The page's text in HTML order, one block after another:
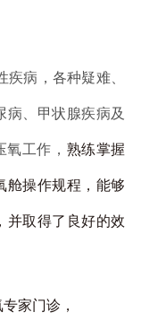
病，各种疑难、
病、甲状腺疾病及
氧工作， 熟练掌握
舱操作规程，能够
并取得了良好的效
家门诊，